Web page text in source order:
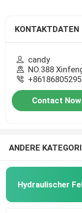
KONTAKTDATEN
candy
NO.388
Contact Now
ANDERE
Hydraulischer